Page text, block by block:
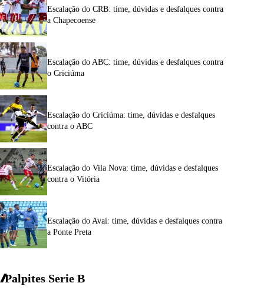
Escalação do CRB: time, dúvidas e desfalques contra
a Chapecoense
Escalação do ABC: time, dúvidas e desfalques contra
o Criciúma
Escalação do Criciúma: time, dúvidas e desfalques
contra o ABC
Escalação do Vila Nova: time, dúvidas e desfalques
contra o Vitória
Escalação do Avaí: time, dúvidas e desfalques contra
a Ponte Preta
Palpites Serie B